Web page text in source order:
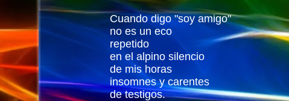
Cuando digo "soy amigo"
no es un eco
repetido
en el alpino silencio
de mis horas
insomnes y carentes
de testigos.